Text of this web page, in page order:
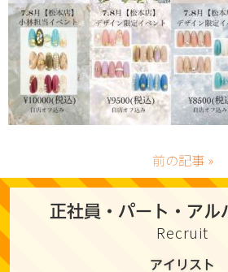
前の記事 »
正社員・パート・アル
Recruit
アイリスト